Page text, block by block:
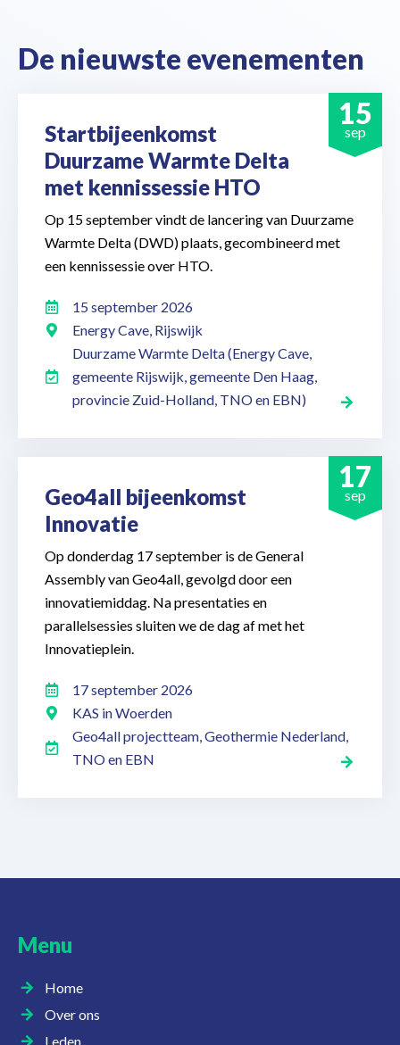
De nieuwste evenementen
15
sep
Startbijeenkomst
Duurzame Warmte Delta
met kennissessie HTO
Op 15 september vindt de lancering van Duurzame
Warmte Delta (DWD) plaats, gecombineerd met
een kennissessie over HTO.
15 september 2026
Energy Cave, Rijswijk
Duurzame Warmte Delta (Energy Cave,
gemeente Rijswijk, gemeente Den Haag,
provincie Zuid-Holland, TNO en EBN)
17
sep
Geo4all bijeenkomst
Innovatie
Op donderdag 17 september is de General
Assembly van Geo4all, gevolgd door een
innovatiemiddag. Na presentaties en
parallelsessies sluiten we de dag af met het
Innovatieplein.
17 september 2026
KAS in Woerden
Geo4all projectteam, Geothermie Nederland,
TNO en EBN
Menu
Home
Over ons
Leden